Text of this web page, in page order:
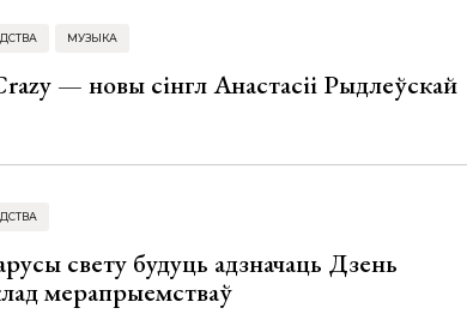
МУЗЫКА
— новы сінгл Анастасіі Рыдлеўскай
свету будуць адзначаць Дзень
мерапрыемстваў